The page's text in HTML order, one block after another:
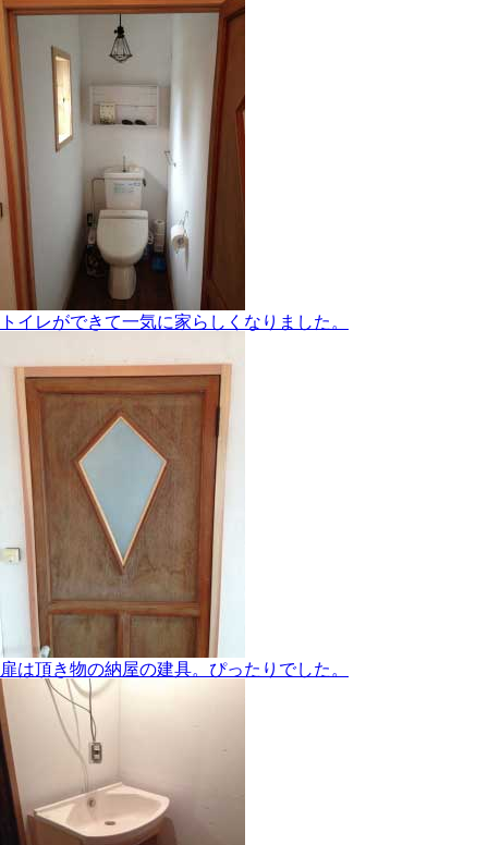
トイレができて一気に家らしくなりました。
扉は頂き物の納屋の建具。ぴったりでした。